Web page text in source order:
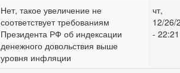
Нет, такое увеличение не
соответствует требованиям
Президента РФ об индексации
денежного довольствия выше
уровня инфляции
чт,
12/26/
- 22:21